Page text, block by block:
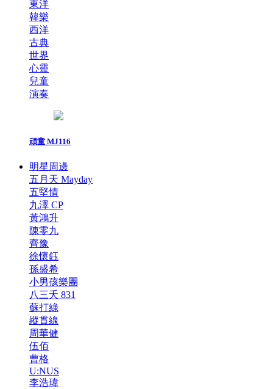
東洋
韓樂
西洋
古典
世界
心靈
兒童
演奏
頑童 MJ116
明星周邊
五月天 Mayday
五堅情
九澤 CP
黃鴻升
陳零九
齊豫
徐懷鈺
孫盛希
小男孩樂團
八三夭 831
蘇打綠
縱貫線
周華健
伍佰
曹格
U:NUS
李浩瑋